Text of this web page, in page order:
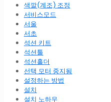
색깔(계조) 조정
서비스모드
서울
서초
석션 키트
석션툴
석션홀더
선택 모터 중지됨
설정하는 방법
설치
설치 노하우